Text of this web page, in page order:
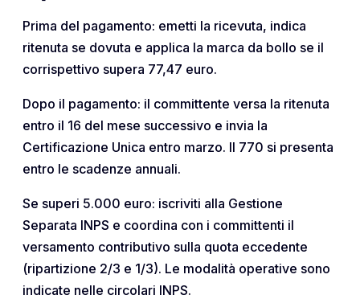
Prima del pagamento: emetti la ricevuta, indica
ritenuta se dovuta e applica la marca da bollo se il
corrispettivo supera 77,47 euro.
Dopo il pagamento: il committente versa la ritenuta
entro il 16 del mese successivo e invia la
Certificazione Unica entro marzo. Il 770 si presenta
entro le scadenze annuali.
Se superi 5.000 euro: iscriviti alla Gestione
Separata INPS e coordina con i committenti il
versamento contributivo sulla quota eccedente
(ripartizione 2/3 e 1/3). Le modalità operative sono
indicate nelle circolari INPS.